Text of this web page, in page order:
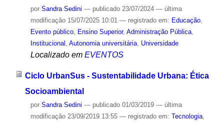
por Sandra Sedini — publicado23/07/2024 — última
modificação15/07/2025 10:01 — registrado em: Educação,
Evento público, Ensino Superior, Administração Pública,
Institucional Autonomia universitária, Universidade
Localizado em EVENTOS
Ciclo UrbanSus - Sustentabilidade Urbana: Ética
Socioambiental
por Sandra Sedini — publicado01/03/2019 — última
modificação23/09/2019 13:55 — registrado em: Tecnologia,